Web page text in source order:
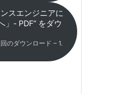
スエンジニアに
」- PDF” をダウ
のダウンロード – 1.